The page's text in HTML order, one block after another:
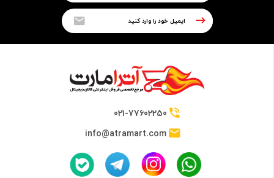
سایز صفحه نمایش
صفحه نمایش رنگی
صفحه نمایش لمسی
021-77602250
info@atramart.com